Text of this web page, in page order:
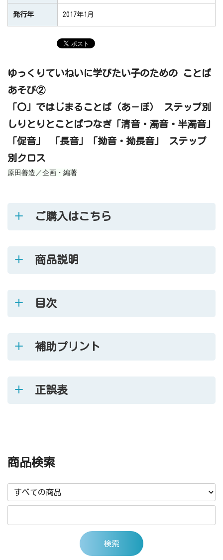
発行年 2017年1月
ゆっくりていねいに学びたい子のための ことば
あそび②
「〇」ではじまることば（あ－ぼ） ステップ別
しりとりとことばつなぎ「清音・濁音・半濁音」
「促音」 「長音」「拗音・拗長音」 ステップ
別クロス
原田善造／企画・編著
ご購入はこちら
商品説明
目次
補助プリント
正誤表
商品検索